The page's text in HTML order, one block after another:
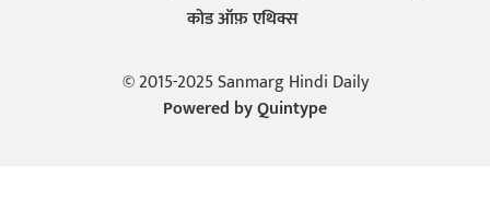
कोड ऑफ़ एथिक्स
© 2015-2025 Sanmarg Hindi Daily
Powered byQuintype